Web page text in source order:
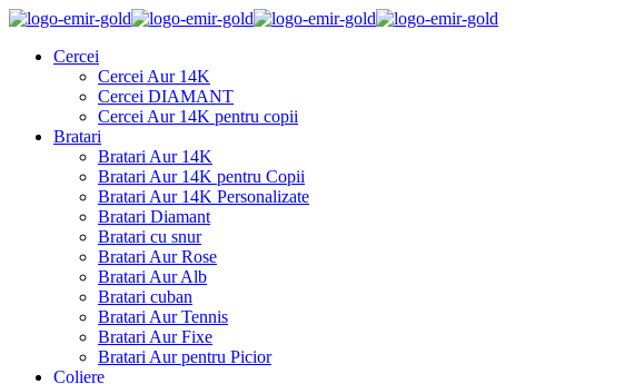
Cercei
Cercei Aur 14K
Cercei DIAMANT
Cercei Aur 14K pentru copii
Bratari
Bratari Aur 14K
Bratari Aur 14K pentru Copii
Bratari Aur 14K Personalizate
Bratari Diamant
Bratari cu snur
Bratari Aur Rose
Bratari Aur Alb
Bratari cuban
Bratari Aur Tennis
Bratari Aur Fixe
Bratari Aur pentru Picior
Coliere